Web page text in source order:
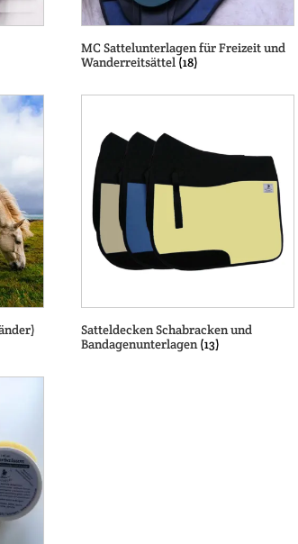
MC Sattelunterlagen für Freizeit und
Wanderreitsättel (18)
Satteldecken Schabracken und
Bandagenunterlagen(13)